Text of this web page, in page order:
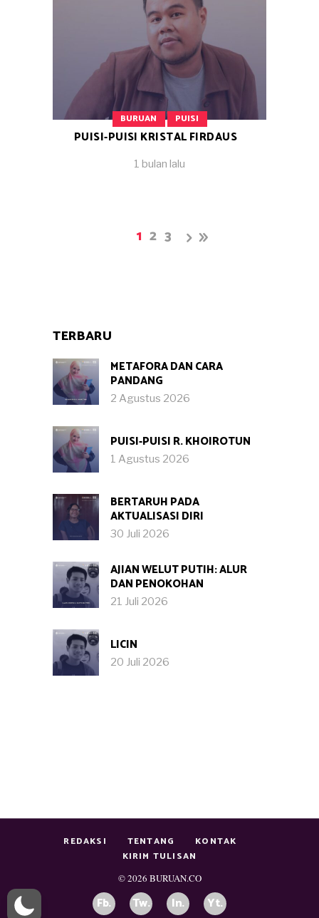
BURUAN PUISI
PUISI-PUISI KRISTAL FIRDAUS
1 bulan lalu
1 2 3
TERBARU
METAFORA DAN CARA
PANDANG
2 Agustus 2026
PUISI-PUISI R. KHOIROTUN
1 Agustus 2026
BERTARUH PADA
AKTUALISASI DIRI
30 Juli 2026
AJIAN WELUT PUTIH: ALUR
DAN PENOKOHAN
21 Juli 2026
LICIN
20 Juli 2026
REDAKSI TENTANG
KONTAK
KIRIM TULISAN
© 2026 BURUAN.CO
Fb. Tw. In. Yt.